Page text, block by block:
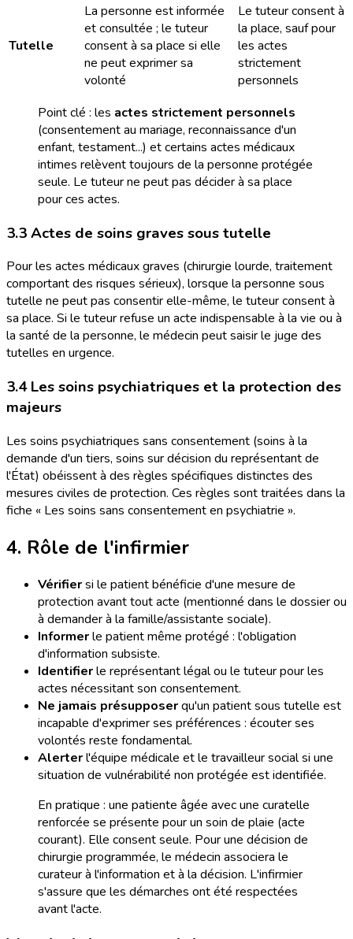
Tutelle
La personne est informée
et consultée ; le tuteur
consent à sa place si elle
ne peut exprimer sa
volonté
Le tuteur consent à
la place, sauf pour
les actes
strictement
personnels
Point clé : les actes strictement personnels
(consentement au mariage, reconnaissance d'un
enfant, testament...) et certains actes médicaux
intimes relèvent toujours de la personne protégée
seule. Le tuteur ne peut pas décider à sa place
pour ces actes.
3.3 Actes de soins graves sous tutelle
Pour les actes médicaux graves (chirurgie lourde, traitement
comportant des risques sérieux), lorsque la personne sous
tutelle ne peut pas consentir elle-même, le tuteur consent à
sa place. Si le tuteur refuse un acte indispensable à la vie ou à
la santé de la personne, le médecin peut saisir le juge des
tutelles en urgence.
3.4 Les soins psychiatriques et la protection des
majeurs
Les soins psychiatriques sans consentement (soins à la
demande d'un tiers, soins sur décision du représentant de
l'État) obéissent à des règles spécifiques distinctes des
mesures civiles de protection. Ces règles sont traitées dans la
fiche « Les soins sans consentement en psychiatrie ».
4. Rôle de l'infirmier
Vérifiersi le patient bénéficie d'une mesure de
protection avant tout acte (mentionné dans le dossier ou
à demander à la famille/assistante sociale).
Informerle patient même protégé : l'obligation
d'information subsiste.
Identifierle représentant légal ou le tuteur pour les
actes nécessitant son consentement.
Ne jamais présupposerqu'un patient sous tutelle est
incapable d'exprimer ses préférences : écouter ses
volontés reste fondamental.
Alerterl'équipe médicale et le travailleur social si une
situation de vulnérabilité non protégée est identifiée.
En pratique : une patiente âgée avec une curatelle
renforcée se présente pour un soin de plaie (acte
courant). Elle consent seule. Pour une décision de
chirurgie programmée, le médecin associera le
curateur à l'information et à la décision. L'infirmier
s'assure que les démarches ont été respectées
avant l'acte.